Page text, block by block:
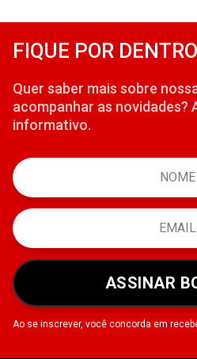
FIQUE POR
Quer saber mais sobre
acompanhar as novidades?
informativo.
ASSINAR
Ao se inscrever, você concorda em